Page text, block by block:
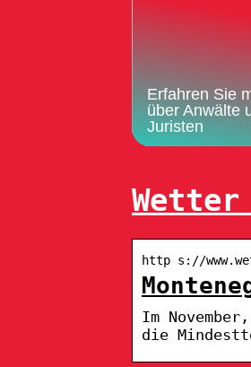
Erfahren Sie
über Anwälte
Juristen
Wetter
http s://
Im
die